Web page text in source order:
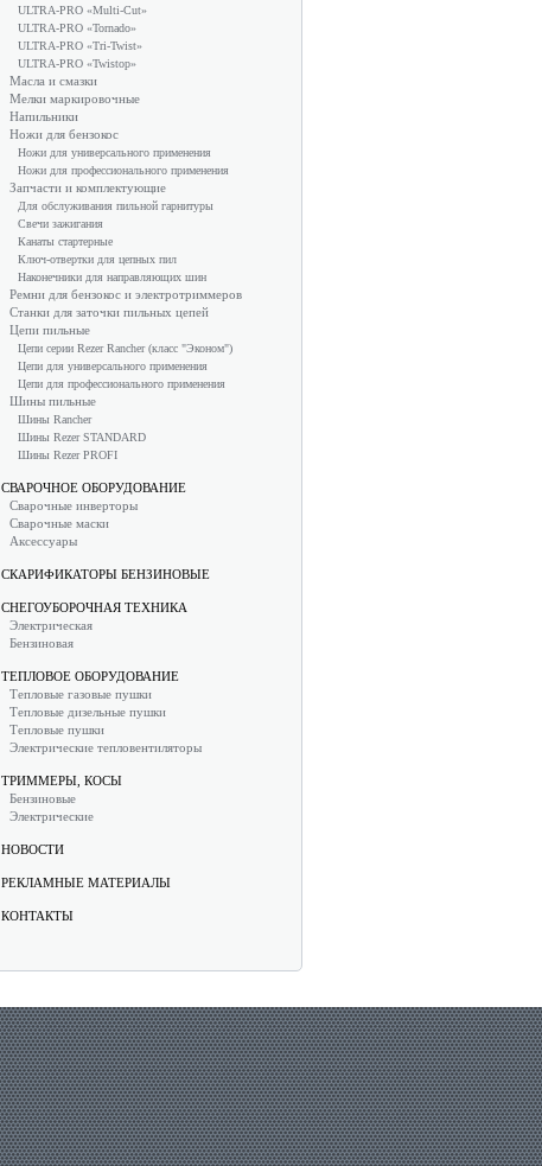
ULTRA-PRO «Multi-Cut»
ULTRA-PRO «Tornado»
ULTRA-PRO «Tri-Twist»
ULTRA-PRO «Twistop»
Масла и смазки
Мелки маркировочные
Напильники
Ножи для бензокос
Ножи для универсального применения
Ножи для профессионального применения
Запчасти и комплектующие
Для обслуживания пильной гарнитуры
Свечи зажигания
Канаты стартерные
Ключ-отвертки для цепных пил
Наконечники для направляющих шин
Ремни для бензокос и электротриммеров
Станки для заточки пильных цепей
Цепи пильные
Цепи серии Rezer Rancher (класс "Эконом")
Цепи для универсального применения
Цепи для профессионального применения
Шины пильные
Шины Rancher
Шины Rezer STANDARD
Шины Rezer PROFI
СВАРОЧНОЕ ОБОРУДОВАНИЕ
Сварочные инверторы
Сварочные маски
Аксессуары
СКАРИФИКАТОРЫ БЕНЗИНОВЫЕ
СНЕГОУБОРОЧНАЯ ТЕХНИКА
Электрическая
Бензиновая
ТЕПЛОВОЕ ОБОРУДОВАНИЕ
Тепловые газовые пушки
Тепловые дизельные пушки
Тепловые пушки
Электрические тепловентиляторы
ТРИММЕРЫ, КОСЫ
Бензиновые
Электрические
НОВОСТИ
РЕКЛАМНЫЕ МАТЕРИАЛЫ
КОНТАКТЫ